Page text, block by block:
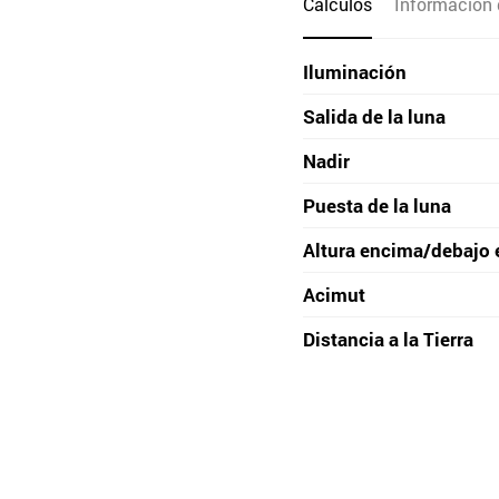
Iluminación
Salida de la luna
Nadir
Puesta de la luna
Altura encima/debajo
Acimut
Distancia a la Tierra